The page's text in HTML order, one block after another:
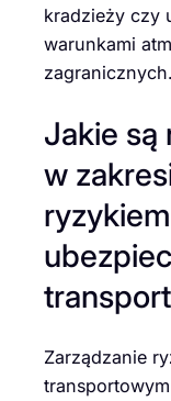
kradzieży czy
warunkami
zagranicznych.
Jakie są
w
Zarządzanie